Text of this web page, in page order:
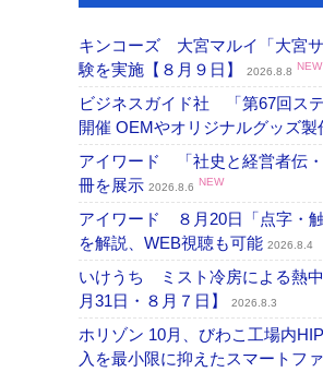
キンコーズ 大宮マルイ「大宮
験を実施【８月９日】
2026.8.8 NEW
ビジネスガイド社 「第67回ス
開催 OEMやオリジナルグッズ
アイワード 「社史と経営者伝
冊を展示 2026.8.6 NEW
アイワード ８月20日「点字・
を解説、WEB視聴も可能 2026.8.4
いけうち ミスト冷房による熱
月31日・８月７日】
2026.8.3
ホリゾン 10月、びわこ工場内
入を最小限に抑えたスマートフ